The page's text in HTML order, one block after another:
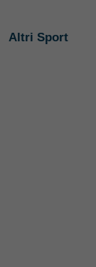
Altri Sport